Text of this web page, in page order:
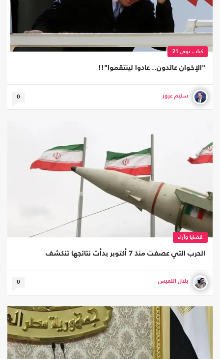
كتاب عربي 21
"الإخوان عائدون.. عادوا لينتقموا"!!
سليم عزوز 0
قضايا وآراء
الحرب التي عصفت منذ 7 أكتوبر بدأت نتائجها تنكشف
بلال اللقيس 0